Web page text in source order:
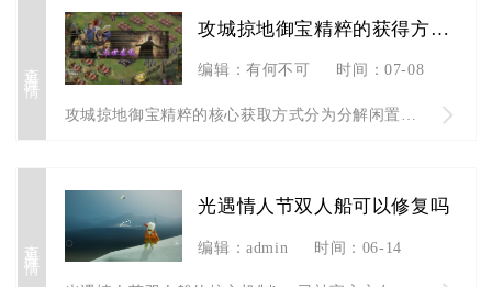
查看详情
攻城掠地御宝精粹的获得方法有哪些
编辑：有何不可 时间：07-08
查看详情
光遇情人节双人船可以修复吗
编辑：admin 时间：06-14